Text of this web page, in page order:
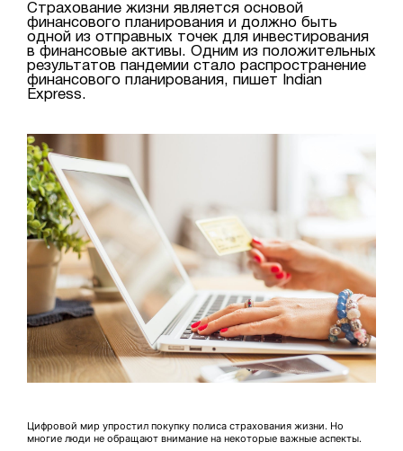
Страхование жизни является основой
финансового планирования и должно быть
одной из отправных точек для инвестирования
в финансовые активы. Одним из положительных
результатов пандемии стало распространение
финансового планирования, пишет Indian
Express.
Цифровой мир упростил покупку полиса страхования жизни. Но
многие люди не обращают внимание на некоторые важные аспекты.